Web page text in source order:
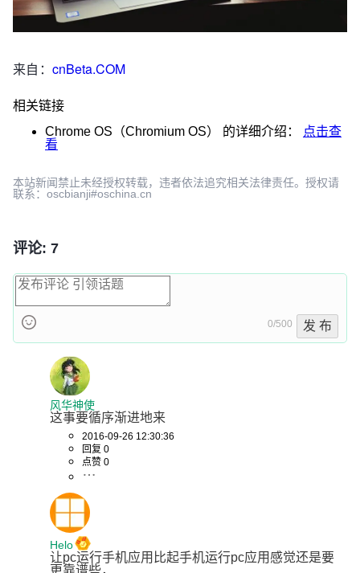
来自： cnBeta.COM
相关链接
Chrome OS（Chromium OS）
的详细介绍：
点击查
看
本站新闻禁止未经授权转载，违者依法追究相关法律责任。授权请
联系：oscbianji#oschina.cn
评论: 7
0/500 发 布
风华神使
这事要循序渐进地来
2016-09-26 12:30:36
回复 0
点赞 0
Helo
让pc运行手机应用比起手机运行pc应用感觉还是要
更靠谱些，